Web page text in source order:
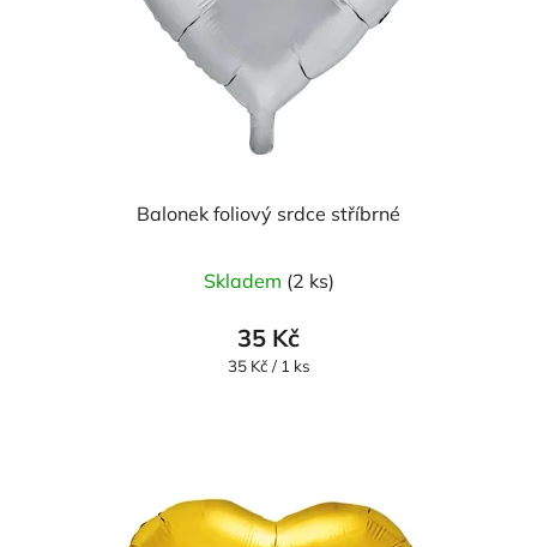
Balonek foliový srdce stříbrné
Skladem (2 ks)
35 Kč
Měrná
35 Kč / 1 ks